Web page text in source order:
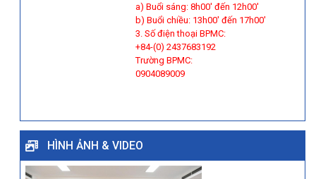
a) Buổi sáng: 8h00' đến 12h00'
b) Buổi chiều: 13h00' đến 17h00'
3. Số điện thoại BPMC:
+84-(0) 2437683192
Trường BPMC:
0904089009
HÌNH ẢNH & VIDEO